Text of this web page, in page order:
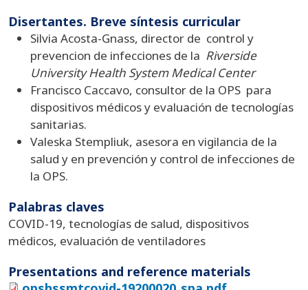
Disertantes. Breve síntesis curricular
Silvia Acosta-Gnass, director de control y
prevencion de infecciones de la Riverside
University Health System Medical Center
Francisco Caccavo, consultor de la OPS para
dispositivos médicos y evaluación de tecnologías
sanitarias.
Valeska Stempliuk, asesora en vigilancia de la
salud y en prevención y control de infecciones de
la OPS.
Palabras claves
COVID-19, tecnologías de salud, dispositivos
médicos, evaluación de ventiladores
Presentations and reference materials